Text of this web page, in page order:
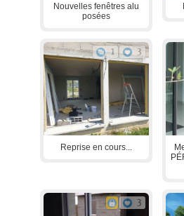
Nouvelles fenêtres alu
posées
1 3
Reprise en cours...
3